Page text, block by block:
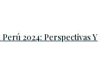
2024: Perspectivas Y